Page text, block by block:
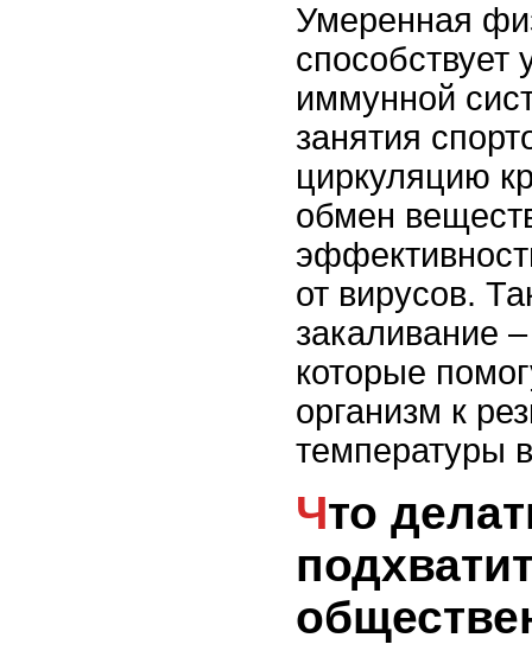
Умеренная
способствует
иммунной
занятия
циркуляцию
обмен
от вирусов.
закаливание
которые
организм к
температуры
Что делать, чтобы не